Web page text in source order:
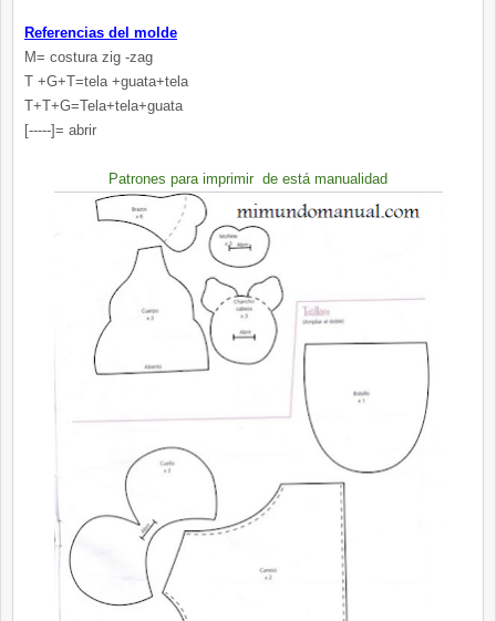
Referencias del molde
M= costura zig -zag
T +G+T=tela +guata+tela
T+T+G=Tela+tela+guata
[-----]= abrir
Patrones para imprimir de está manualidad